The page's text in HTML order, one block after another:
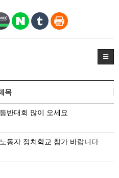
목
반대회 많이 오세요
동자 정치학교 참가 바랍니다